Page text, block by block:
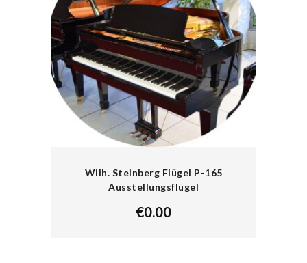
Wilh. Steinberg Flügel P-165
Ausstellungsflügel
€0.00